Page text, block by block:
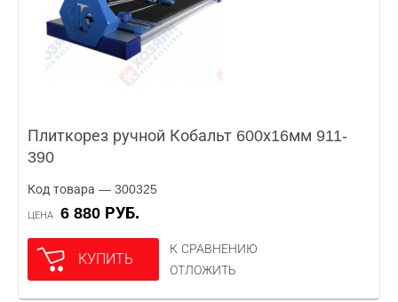
Плиткорез ручной Кобальт 600х16мм 911-
390
Код товара — 300325
ЦЕНА 6 880 РУБ.
КУПИТЬ
К СРАВНЕНИЮ
ОТЛОЖИТЬ